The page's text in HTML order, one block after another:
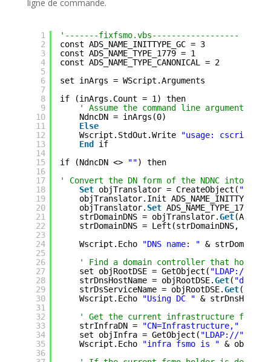
ligne de commande.
1
2
3
4
5
6
7
8
9
10
11
12
13
14
15
16
17
18
19
20
21
22
23
24
25
26
27
28
29
30
31
32
33
34
35
36
'-------fixfsmo.vbs------------------
const ADS_NAME_INITTYPE_GC = 3
const ADS_NAME_TYPE_1779 = 1
const ADS_NAME_TYPE_CANONICAL = 2
set inArgs = WScript.Arguments
if (inArgs.Count = 1) then
' Assume the command line argument is
NdncDN = inArgs(0)
Else
Wscript.StdOut.Write
"usage: cscript
End
if
if (NdncDN <>
"") then
' Convert the DN form of the NDNC into DNS
Set objTranslator = CreateObject(
objTranslator.Init
objTranslator. Set ADS_NAME_TYPE_1779,
strDomainDNS = objTranslator.Get
strDomainDNS = Left(strDomainDNS,
Wscript.Echo
"DNS name: " &
' Find a domain controller that hosts
set objRootDSE = GetObject( "LDAP://"
strDnsHostName = objRootDSE.Get(
strDsServiceName = objRootDSE.Get(
Wscript.Echo
"Using DC " &
' Get the current infrastructure fsmo.
strInfraDN =
"CN=Infrastructure,"
set objInfra = GetObject( "LDAP://"
Wscript.Echo
"infra fsmo is " &